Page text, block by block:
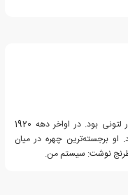
آرون نیمزوویچ شطرنج‌باز و نویسنده دانمارکی تبار لتونی بود. در اواخر دهه 1920
او برجسته‌ترین چهره در میان
شطرنج نوشت: سیستم من.